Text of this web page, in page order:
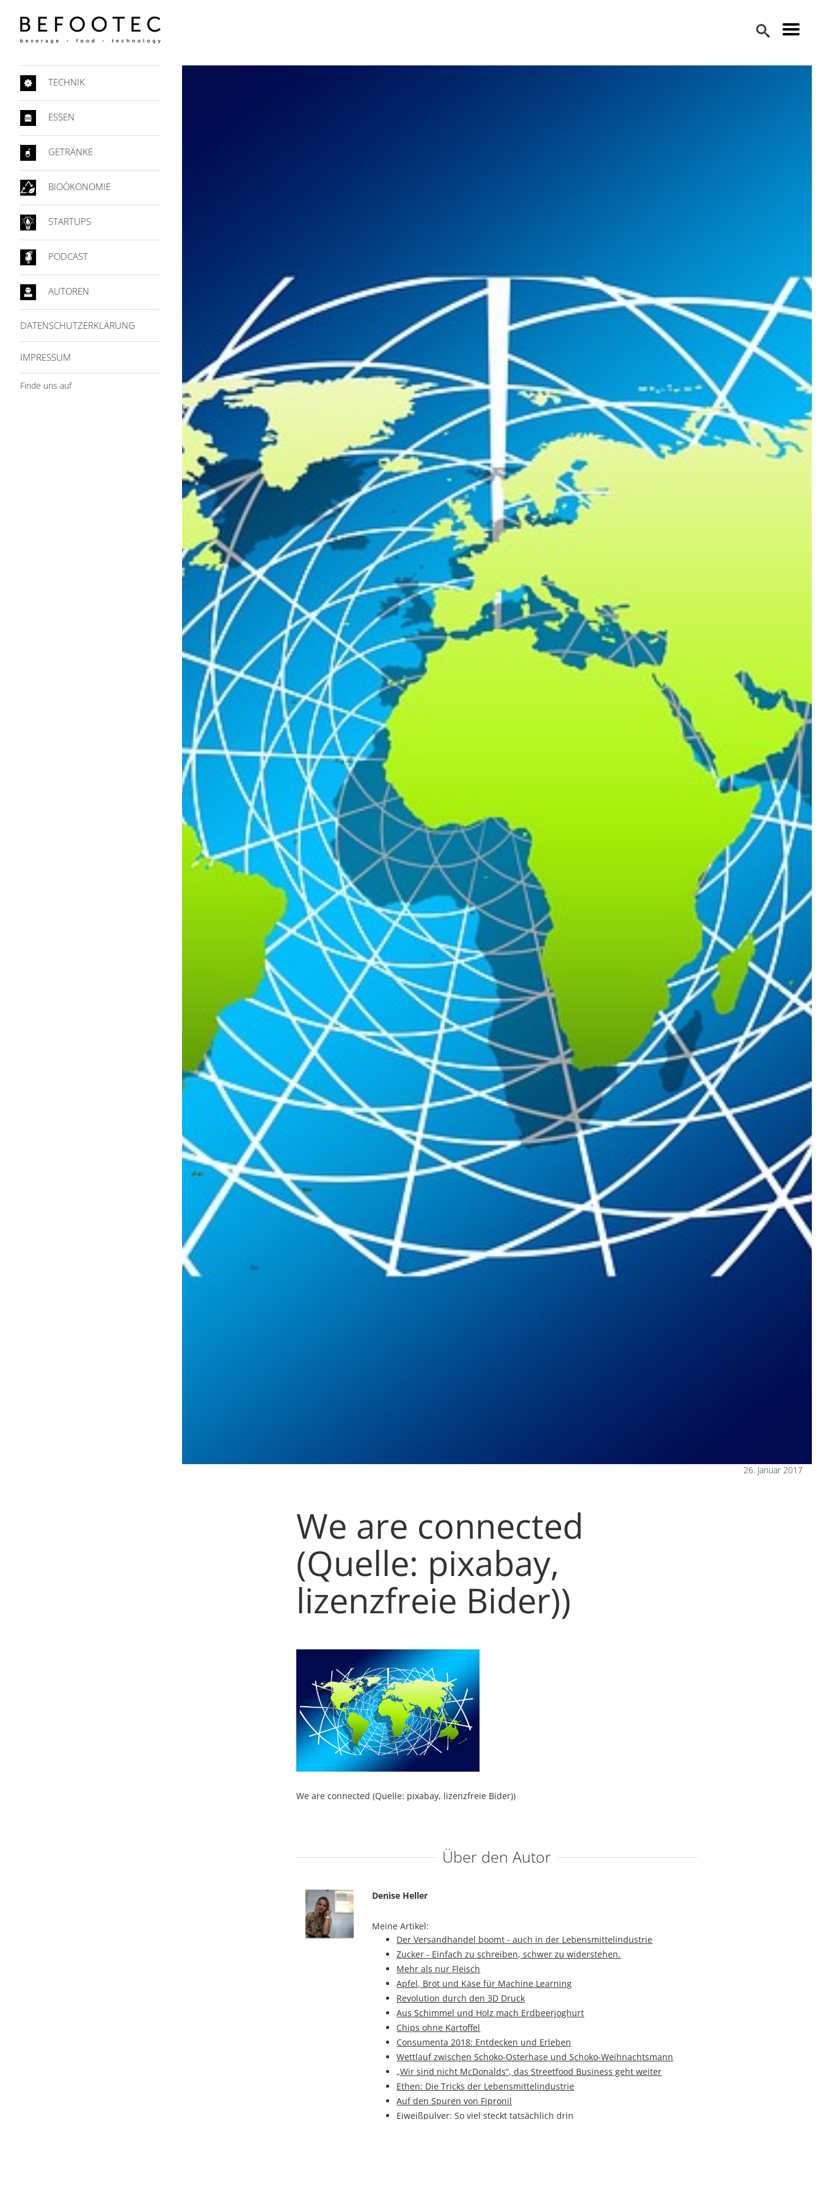
TECHNIK
ESSEN
GETRÄNKE
BIOÖKONOMIE
STARTUPS
PODCAST
AUTOREN
DATENSCHUTZERKLÄRUNG
IMPRESSUM
Finde uns auf
26. Januar 2017
We are connected
(Quelle: pixabay,
lizenzfreie Bider))
We are connected (Quelle: pixabay, lizenzfreie Bider))
Über den Autor
Denise Heller
Meine Artikel:
Der Versandhandel boomt - auch in der Lebensmittelindustrie
Zucker - Einfach zu schreiben, schwer zu widerstehen.
Mehr als nur Fleisch
Apfel, Brot und Käse für Machine Learning
Revolution durch den 3D Druck
Aus Schimmel und Holz mach Erdbeerjoghurt
Chips ohne Kartoffel
Consumenta 2018: Entdecken und Erleben
Wettlauf zwischen Schoko-Osterhase und Schoko-Weihnachtsmann
„Wir sind nicht McDonalds“, das Streetfood Business geht weiter
Ethen: Die Tricks der Lebensmittelindustrie
Auf den Spuren von Fipronil
Eiweißpulver: So viel steckt tatsächlich drin